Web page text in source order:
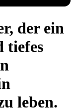
der ein
tiefes
leben.